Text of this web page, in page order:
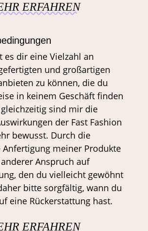
ERFAHREN
es dir eine Vielzahl an
und großartigen
zu können, die du
in keinem Geschäft finden
sind mir die
der Fast Fashion
bewusst. Durch die
meiner Produkte
Anspruch auf
den du vielleicht gewöhnt
bitte sorgfältig, wann du
eine Rückerstattung hast.
ERFAHREN